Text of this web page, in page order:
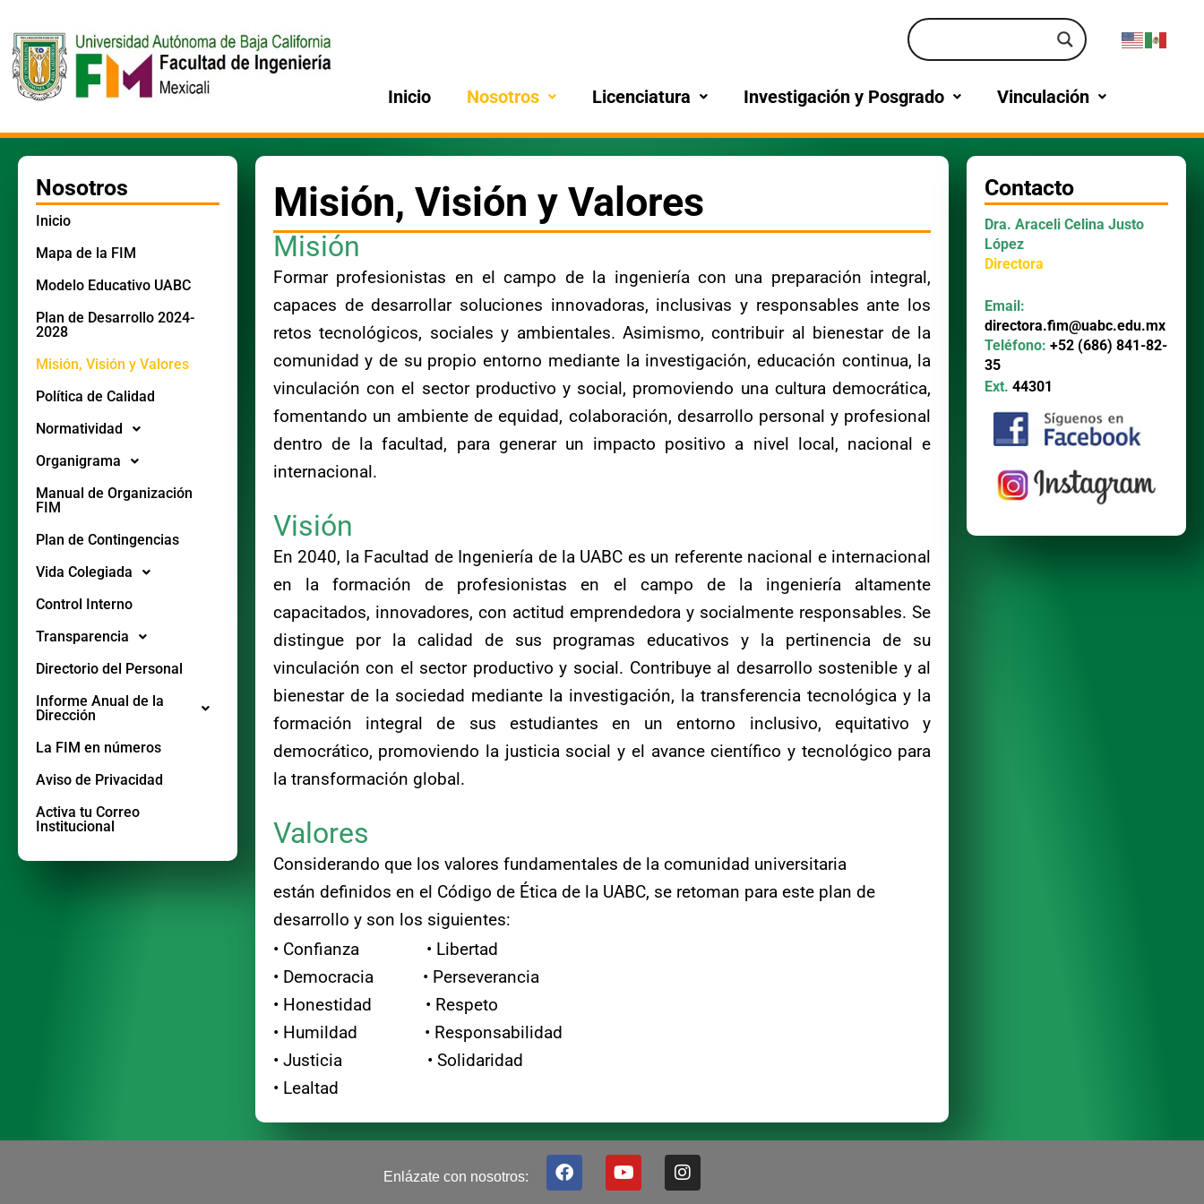
al
contenido
Inicio Nosotros Licenciatura Investigación y Posgrado Vinculación
Nosotros
Inicio
Mapa de la FIM
Modelo Educativo UABC
Plan de Desarrollo 2024-
2028
Misión, Visión y Valores
Política de Calidad
Normatividad
Organigrama
Manual de Organización
FIM
Plan de Contingencias
Vida Colegiada
Control Interno
Transparencia
Directorio del Personal
Informe Anual de la
Dirección
La FIM en números
Aviso de Privacidad
Activa tu Correo
Institucional
Misión, Visión y Valores
Misión
Formar profesionistas en el campo de la ingeniería con una preparación integral,
capaces de desarrollar soluciones innovadoras, inclusivas y responsables ante los
retos tecnológicos, sociales y ambientales. Asimismo, contribuir al bienestar de la
comunidad y de su propio entorno mediante la investigación, educación continua, la
vinculación con el sector productivo y social, promoviendo una cultura democrática,
fomentando un ambiente de equidad, colaboración, desarrollo personal y profesional
dentro de la facultad, para generar un impacto positivo a nivel local, nacional e
internacional.
Visión
En 2040, la Facultad de Ingeniería de la UABC es un referente nacional e internacional
en la formación de profesionistas en el campo de la ingeniería altamente
capacitados, innovadores, con actitud emprendedora y socialmente responsables. Se
distingue por la calidad de sus programas educativos y la pertinencia de su
vinculación con el sector productivo y social. Contribuye al desarrollo sostenible y al
bienestar de la sociedad mediante la investigación, la transferencia tecnológica y la
formación integral de sus estudiantes en un entorno inclusivo, equitativo y
democrático, promoviendo la justicia social y el avance científico y tecnológico para
la transformación global.
Valores
Considerando que los valores fundamentales de la comunidad universitaria
están definidos en el Código de Ética de la UABC, se retoman para este plan de
desarrollo y son los siguientes:
• Confianza • Libertad
• Democracia • Perseverancia
• Honestidad • Respeto
• Humildad • Responsabilidad
• Justicia • Solidaridad
• Lealtad
Contacto
Dra. Araceli Celina Justo
López
Directora
Email:
directora.fim@uabc.edu.mx
Teléfono:+52 (686) 841-82-
35
Ext. 44301
Enlázate con nosotros:
F
a
Y
o
I
n